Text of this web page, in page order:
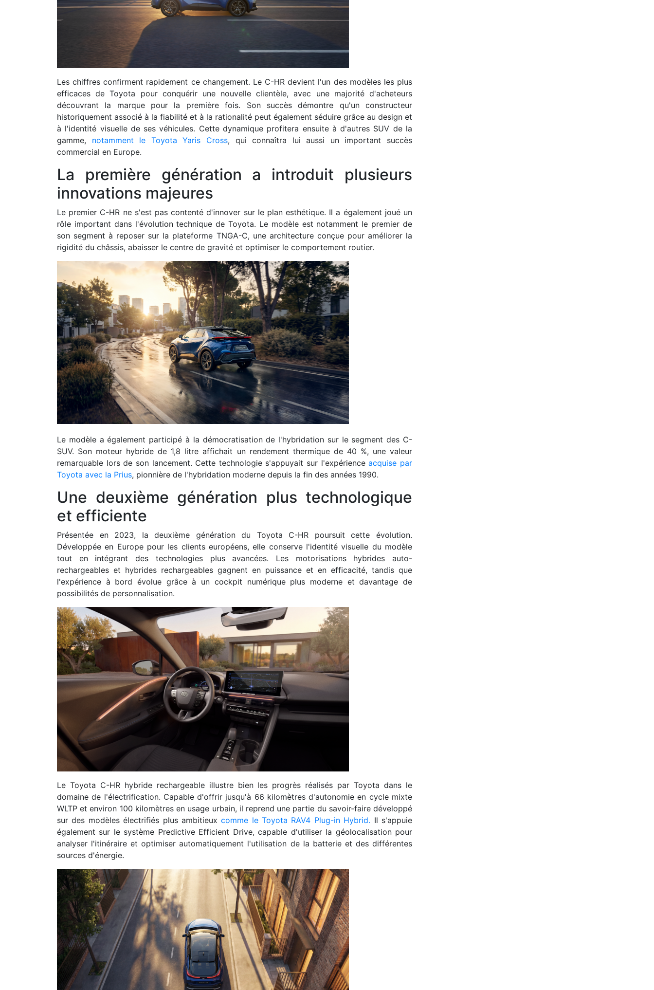
Les chiffres confirment rapidement ce changement. Le C-HR devient l'un des modèles les plus
efficaces de Toyota pour conquérir une nouvelle clientèle, avec une majorité d'acheteurs
découvrant la marque pour la première fois. Son succès démontre qu'un constructeur
historiquement associé à la fiabilité et à la rationalité peut également séduire grâce au design et
à l'identité visuelle de ses véhicules. Cette dynamique profitera ensuite à d'autres SUV de la
gamme, notamment le Toyota Yaris Cross, qui connaîtra lui aussi un important succès
commercial en Europe.
La première génération a introduit plusieurs
innovations majeures
Le premier C-HR ne s'est pas contenté d'innover sur le plan esthétique. Il a également joué un
rôle important dans l'évolution technique de Toyota. Le modèle est notamment le premier de
son segment à reposer sur la plateforme TNGA-C, une architecture conçue pour améliorer la
rigidité du châssis, abaisser le centre de gravité et optimiser le comportement routier.
Le modèle a également participé à la démocratisation de l'hybridation sur le segment des C-
SUV. Son moteur hybride de 1,8 litre affichait un rendement thermique de 40 %, une valeur
remarquable lors de son lancement. Cette technologie s'appuyait sur l'expérienceacquise par
Toyota avec la Prius, pionnière de l'hybridation moderne depuis la fin des années 1990.
Une deuxième génération plus technologique
et efficiente
Présentée en 2023, la deuxième génération du Toyota C-HR poursuit cette évolution.
Développée en Europe pour les clients européens, elle conserve l'identité visuelle du modèle
tout en intégrant des technologies plus avancées. Les motorisations hybrides auto-
rechargeables et hybrides rechargeables gagnent en puissance et en efficacité, tandis que
l'expérience à bord évolue grâce à un cockpit numérique plus moderne et davantage de
possibilités de personnalisation.
Le Toyota C-HR hybride rechargeable illustre bien les progrès réalisés par Toyota dans le
domaine de l'électrification. Capable d'offrir jusqu'à 66 kilomètres d'autonomie en cycle mixte
WLTP et environ 100 kilomètres en usage urbain, il reprend une partie du savoir-faire développé
sur des modèles électrifiés plus ambitieuxcomme le Toyota RAV4 Plug-in Hybrid. Il s'appuie
également sur le système Predictive Efficient Drive, capable d'utiliser la géolocalisation pour
analyser l'itinéraire et optimiser automatiquement l'utilisation de la batterie et des différentes
sources d'énergie.